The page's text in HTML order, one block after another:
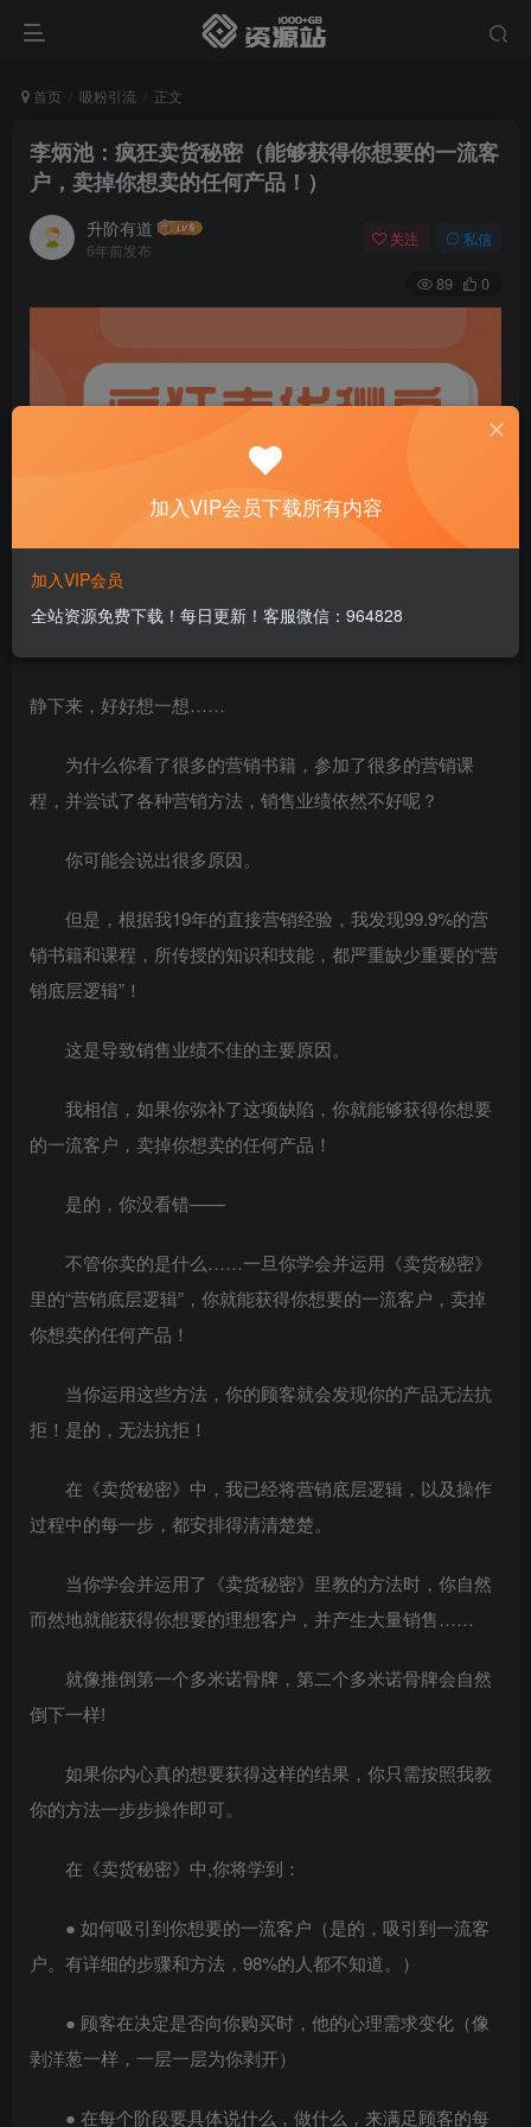
首页 吸粉引流 正文
李炳池：疯狂卖货秘密（能够获得你想要的一流客
户，卖掉你想卖的任何产品！）
升阶有道
6年前发布
关注 私信
89 0
静下来，好好想一想……
为什么你看了很多的营销书籍，参加了很多的营销课
程，并尝试了各种营销方法，销售业绩依然不好呢？
你可能会说出很多原因。
但是，根据我19年的直接营销经验，我发现99.9%的营
销书籍和课程，所传授的知识和技能，都严重缺少重要的“营
销底层逻辑”！
这是导致销售业绩不佳的主要原因。
我相信，如果你弥补了这项缺陷，你就能够获得你想要
的一流客户，卖掉你想卖的任何产品！
是的，你没看错——
不管你卖的是什么……一旦你学会并运用《卖货秘密》
里的“营销底层逻辑”，你就能获得你想要的一流客户，卖掉
你想卖的任何产品！
当你运用这些方法，你的顾客就会发现你的产品无法抗
拒！是的，无法抗拒！
在《卖货秘密》中，我已经将营销底层逻辑，以及操作
过程中的每一步，都安排得清清楚楚。
当你学会并运用了《卖货秘密》里教的方法时，你自然
而然地就能获得你想要的理想客户，并产生大量销售……
就像推倒第一个多米诺骨牌，第二个多米诺骨牌会自然
倒下一样!
如果你内心真的想要获得这样的结果，你只需按照我教
你的方法一步步操作即可。
在《卖货秘密》中,你将学到：
● 如何吸引到你想要的一流客户（是的，吸引到一流客
户。有详细的步骤和方法，98%的人都不知道。）
● 顾客在决定是否向你购买时，他的心理需求变化（像
剥洋葱一样，一层一层为你剥开）
● 在每个阶段要具体说什么，做什么，来满足顾客的每
加入VIP会员下载所有内容
加入VIP会员
全站资源免费下载！每日更新！客服微信：964828